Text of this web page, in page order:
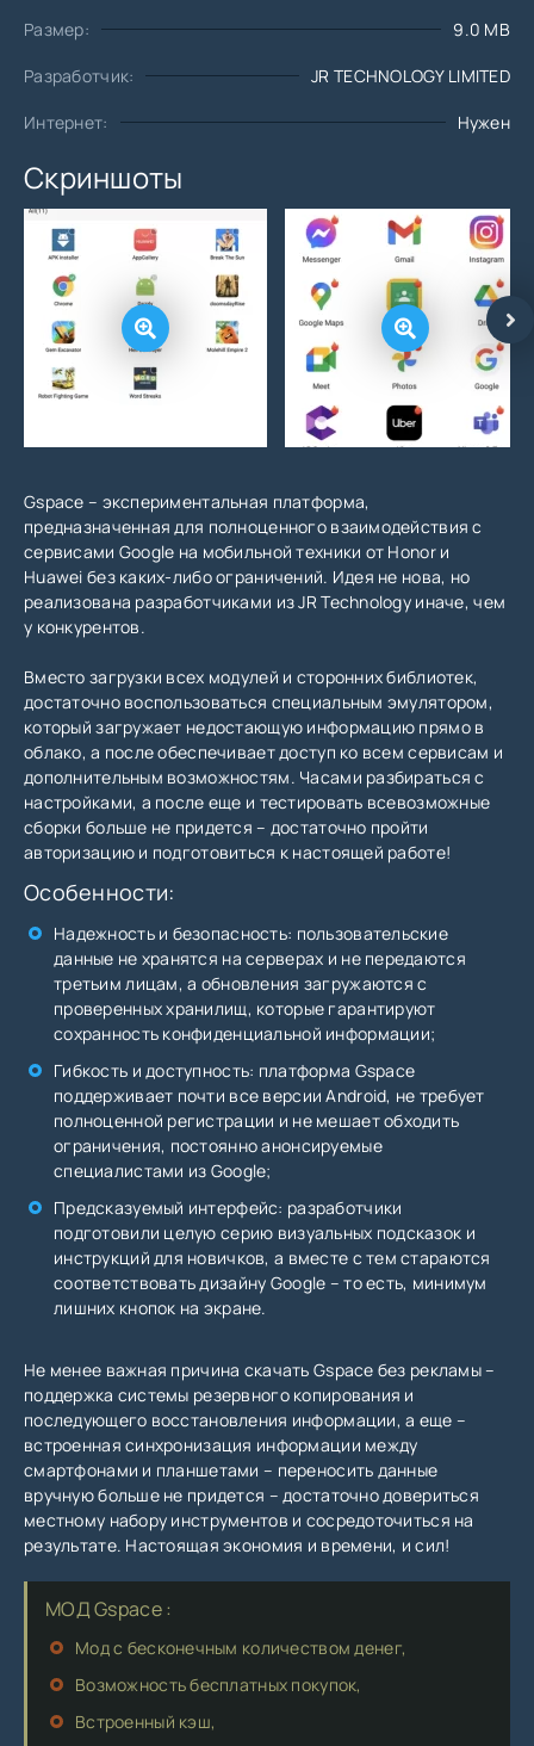
Размер: 9.0 MB
Разработчик: JR TECHNOLOGY LIMITED
Интернет: Нужен
Скриншоты
Gspace – экспериментальная платформа,
предназначенная для полноценного взаимодействия с
сервисами Google на мобильной техники от Honor и
Huawei без каких-либо ограничений. Идея не нова, но
реализована разработчиками из JR Technology иначе, чем
у конкурентов.
Вместо загрузки всех модулей и сторонних библиотек,
достаточно воспользоваться специальным эмулятором,
который загружает недостающую информацию прямо в
облако, а после обеспечивает доступ ко всем сервисам и
дополнительным возможностям. Часами разбираться с
настройками, а после еще и тестировать всевозможные
сборки больше не придется – достаточно пройти
авторизацию и подготовиться к настоящей работе!
Особенности:
Надежность и безопасность: пользовательские
данные не хранятся на серверах и не передаются
третьим лицам, а обновления загружаются с
проверенных хранилищ, которые гарантируют
сохранность конфиденциальной информации;
Гибкость и доступность: платформа Gspace
поддерживает почти все версии Android, не требует
полноценной регистрации и не мешает обходить
ограничения, постоянно анонсируемые
специалистами из Google;
Предсказуемый интерфейс: разработчики
подготовили целую серию визуальных подсказок и
инструкций для новичков, а вместе с тем стараются
соответствовать дизайну Google – то есть, минимум
лишних кнопок на экране.
Не менее важная причина скачать Gspace без рекламы –
поддержка системы резервного копирования и
последующего восстановления информации, а еще –
встроенная синхронизация информации между
смартфонами и планшетами – переносить данные
вручную больше не придется – достаточно довериться
местному набору инструментов и сосредоточиться на
результате. Настоящая экономия и времени, и сил!
МОД Gspace :
Мод с бесконечным количеством денег,
Возможность бесплатных покупок,
Встроенный кэш,